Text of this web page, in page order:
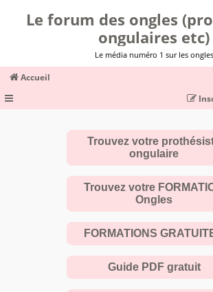
Le forum des ongles
ongulaires etc)
Le média numéro 1 sur les ongles
Accueil
Trouvez votre
ongulaire
Trouvez votre
Ongles
FORMATIONS
Guide PDF gratuit